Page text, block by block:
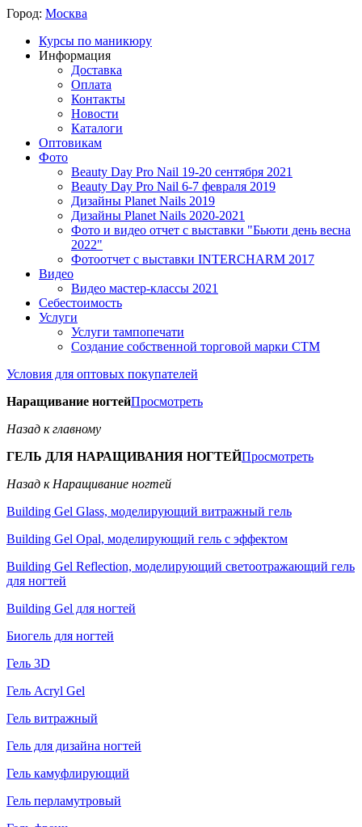
Город: Москва
Курсы по маникюру
Информация
Доставка
Оплата
Контакты
Новости
Каталоги
Оптовикам
Фото
Beauty Day Pro Nail 19-20 сентября 2021
Beauty Day Pro Nail 6-7 февраля 2019
Дизайны Planet Nails 2019
Дизайны Planet Nails 2020-2021
Фото и видео отчет с выставки "Бьюти день весна
2022"
Фотоотчет с выставки INTERCHARM 2017
Видео
Видео мастер-классы 2021
Себестоимость
Услуги
Услуги тампопечати
Создание собственной торговой марки СТМ
Условия для оптовых покупателей
Наращивание ногтейПросмотреть
Назад к главному
ГЕЛЬ ДЛЯ НАРАЩИВАНИЯ НОГТЕЙПросмотреть
Назад к Наращивание ногтей
Building Gel Glass, моделирующий витражный гель
Building Gel Opal, моделирующий гель с эффектом
Building Gel Reflection, моделирующий светоотражающий гель
для ногтей
Building Gel для ногтей
Биогель для ногтей
Гель 3D
Гель Acryl Gel
Гель витражный
Гель для дизайна ногтей
Гель камуфлирующий
Гель перламутровый